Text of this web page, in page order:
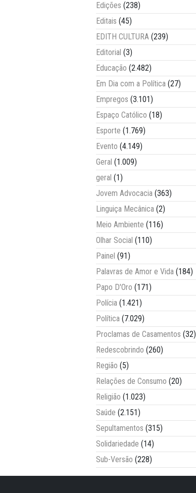
Edições (238)
Editais (45)
EDITH CULTURA (239)
Editorial (3)
Educação (2.482)
Em Dia com a Política (27)
Empregos (3.101)
Espaço Católico (18)
Esporte (1.769)
Evento (4.149)
Geral (1.009)
geral (1)
Jovem Advocacia (363)
Linguiça Mecânica (2)
Meio Ambiente (116)
Olhar Social (110)
Painel (91)
Palavras de Amor e Vida (184)
Papo D'Oro (171)
Polícia (1.421)
Política (7.029)
Proclamas de Casamentos (32)
Redescobrindo (260)
Região (5)
Relações de Consumo (20)
Religião (1.023)
Saúde (2.151)
Sepultamentos (315)
Solidariedade (14)
Sub-Versão (228)